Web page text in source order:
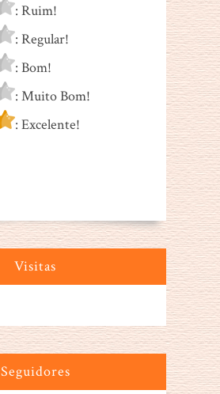
: Ruim!
: Regular!
: Bom!
: Muito Bom!
: Excelente!
Visitas
Seguidores